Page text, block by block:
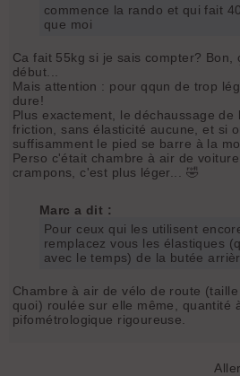
commence la rando et qui fait
que moi
Ca fait 55kg si je sais compter? Bon,
début...
Mais attention : pour qqun de trop
dure!
Plus exactement, le déchaussage de
friction, sans élasticité aucune, et si
suffisamment le pied se barre à la
Perso c'était chambre à air de
crampons, c'est plus léger... 🤣
Marc a dit :
Pour ceux qui les utilisent
remplacez vous les élastiques
avec le temps) de la butée
Chambre à air de vélo de route
quoi) roulée sur elle même, quantité
pifométrologique rigoureuse.